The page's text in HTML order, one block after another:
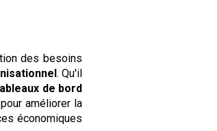
des besoins
. Qu'il
de bord
améliorer la
économiques